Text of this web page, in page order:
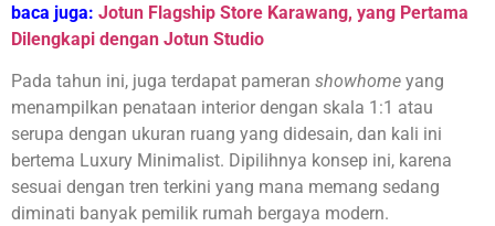
baca juga: Jotun Flagship Store Karawang, yang Pertama
Dilengkapi dengan Jotun Studio
Pada tahun ini, juga terdapat pameran showhome yang
menampilkan penataan interior dengan skala 1:1 atau
serupa dengan ukuran ruang yang didesain, dan kali ini
bertema Luxury Minimalist. Dipilihnya konsep ini, karena
sesuai dengan tren terkini yang mana memang sedang
diminati banyak pemilik rumah bergaya modern.